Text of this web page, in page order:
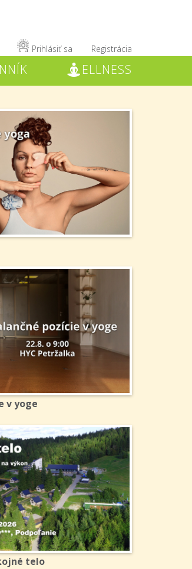
Prihlásiť sa Registrácia
ELLNESS
v yoge
telo